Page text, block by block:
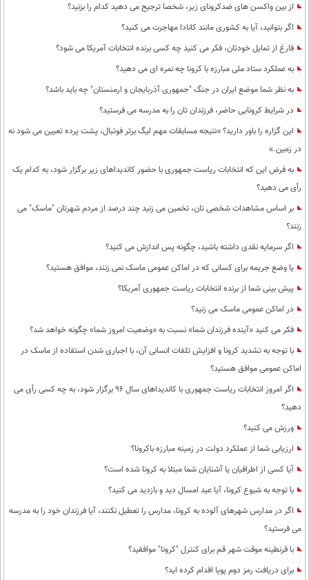
از بین واکسن های ضدکرونای زیر، شخصا ترجیح می دهید کدام را بزنید؟
اگر بتوانید، آیا به کشوری مانند کانادا مهاجرت می کنید؟
فارغ از تمایل خودتان، فکر می کنید چه کسی برنده انتخابات آمریکا می شود؟
به عملکرد ستاد ملی مبارزه با کرونا چه نمره ای می دهید؟
به نظر شما موضع ایران در جنگ "جمهوری آذربایجان و ارمنستان" چه باید باشد؟
در شرایط کرونایی حاضر، فرزندان تان را به مدرسه می فرستید؟
این گزاره را باور دارید؟ «نتیجه مسابقات مهم لیگ برتر فوتبال، پشت پرده تعیین می شود نه
در زمین.»
به فرض این که انتخابات ریاست جمهوری با حضور کاندیداهای زیر برگزار شود، به کدام یک
رأی می دهید؟
بر اساس مشاهدات شخصی تان، تخمین می زنید چند درصد از مردم شهرتان "ماسک" می
زنند؟
اگر سرمایه نقدی داشته باشید، چگونه پس اندازش می کنید؟
یا وضع جریمه برای کسانی که در اماکن عمومی ماسک نمی زنند، موافق هستید؟
پیش بینی شما از برنده انتخابات ریاست جمهوری آمریکا؟
در اماکن عمومی ماسک می زنید؟
فکر می کنید «آینده فرزندان شما» نسبت به «وضعیت امروز شما» چگونه خواهد شد؟
با توجه به تشدید کرونا و افزایش تلفات انسانی آن، با اجباری شدن استفاده از ماسک در
اماکن عمومی موافق هستید؟
اگر امروز انتخابات ریاست جمهوری با کاندیداهای سال 96 برگزار شود، به چه کسی رأی می
دهید؟
ورزش می کنید؟
ارزیابی شما از عملکرد دولت در زمینه مبارزه باکرونا؟
آیا کسی از اطرافیان یا آشنایان شما مبتلا به کرونا شده است؟
با توجه به شیوع کرونا، آیا عید امسال دید و بازدید می کنید؟
اگر در مدارس شهرهای آلوده به کرونا، مدارس را تعطیل نکنند، آیا فرزندان خود را به مدرسه
می فرستید؟
با قرنطینه موقت شهر قم برای کنترل "کرونا" موافقید؟
برای دریافت رمز دوم پویا اقدام کرده اید؟